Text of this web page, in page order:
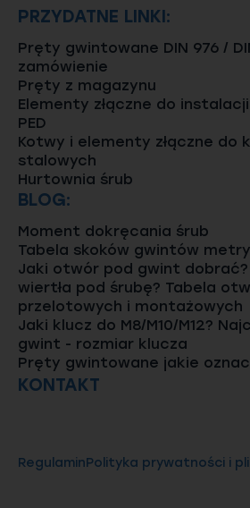
PRZYDATNE LINKI:
Pręty gwintowane DIN 976 /
zamówienie
Pręty z magazynu
Elementy złączne do
PED
Kotwy i elementy złączne do
stalowych
Hurtownia śrub
BLOG:
Moment dokręcania śrub
Tabela skoków gwintów
Jaki otwór pod gwint
wiertła pod śrubę? Tabela
przelotowych i montażowych
Jaki klucz do M8/M10/M12?
gwint - rozmiar klucza
Pręty gwintowane jakie
KONTAKT
RegulaminPolityka prywatności i